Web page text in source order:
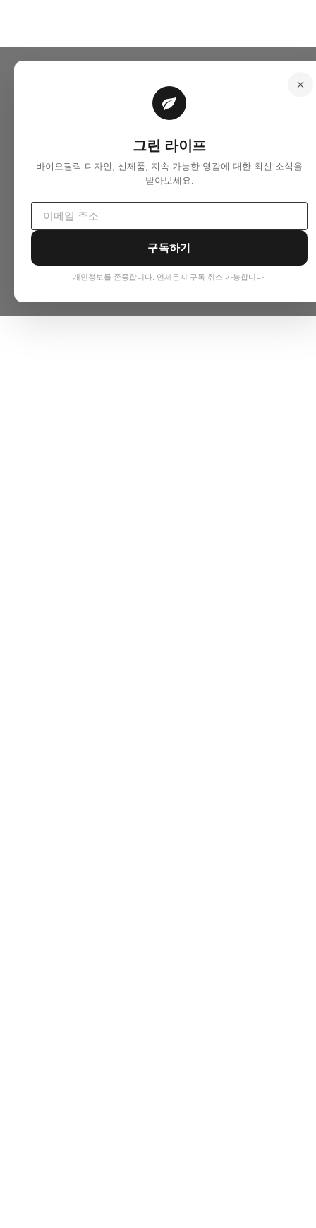
그린 라이프
바이오필릭 디자인, 신제품, 지속 가능한 영감에 대한 최신 소식을
받아보세요.
구독하기
개인정보를 존중합니다. 언제든지 구독 취소 가능합니다.